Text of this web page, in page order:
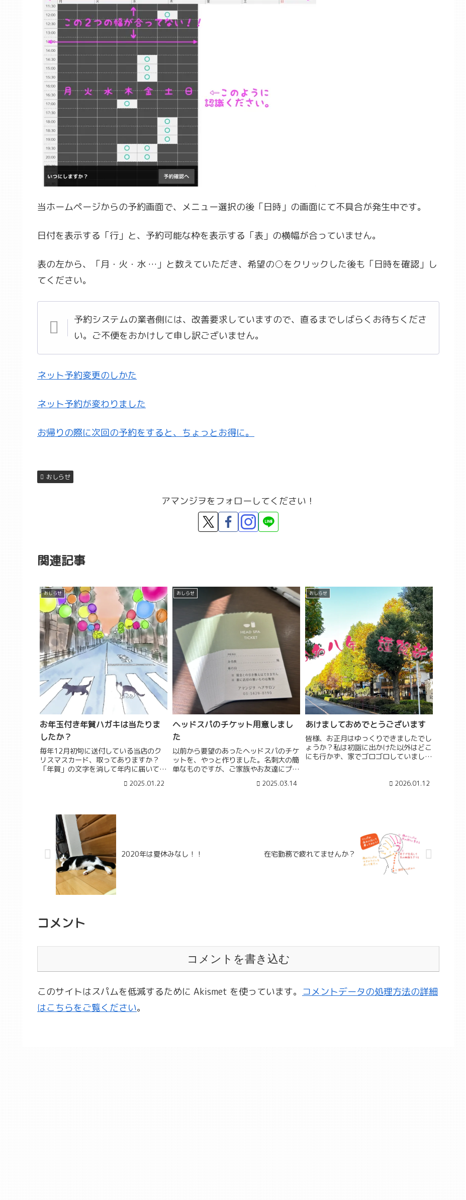
当ホームページからの予約画面で、メニュー選択の後「日時」の画面にて不具合が発生中です。
日付を表示する「行」と、予約可能な枠を表示する「表」の横幅が合っていません。
表の左から、「月・火・水 …」と数えていただき、希望の○をクリックした後も「日時を確認」し
てください。
予約システムの業者側には、改善要求していますので、直るまでしばらくお待ちくださ
い。ご不便をおかけして申し訳ございません。
ネット予約変更のしかた
ネット予約が変わりました
お帰りの際に次回の予約をすると、ちょっとお得に。
おしらせ
アマンジヲをフォローしてください！
関連記事
おしらせ
お年玉付き年賀ハガキは当たりま
したか？
毎年12月初旬に送付している当店のク
リスマスカード、取ってありますか？
「年賀」の文字を消して年内に届いてる
2025.01.22
おしらせ
ヘッドスパのチケット用意しまし
た
以前から要望のあったヘッドスパのチケ
ットを、やっと作りました。名刺大の簡
単なものですが、ご家族やお友達にプレ
2025.03.14
おしらせ
あけましておめでとうございます
皆様、お正月はゆっくりできましたでし
ょうか？私は初詣に出かけた以外はどこ
にも行かず、家でゴロゴロしていまし
2026.01.12
2020年は夏休みなし！！ 在宅勤務で疲れてませんか？
コメント
コメントを書き込む
このサイトはスパムを低減するために Akismet を使っています。 コメントデータの処理方法の詳細
はこちらをご覧ください。